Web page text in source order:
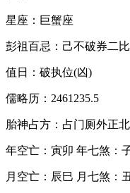
星座：巨蟹座
彭祖百忌：己不破券二
值日：破执位(凶)
儒略历：2461235.5
胎神占方：占门厕外正北
年空亡：寅卯 年七煞：
月空亡：辰巳 月七煞：